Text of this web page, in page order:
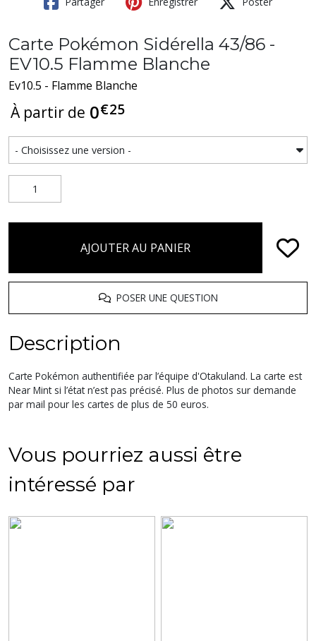
Carte Pokémon Sidérella 43/86 -
EV10.5 Flamme Blanche
Ev10.5 - Flamme Blanche
À partir de 0€25
AJOUTER AU PANIER
POSER UNE QUESTION
Description
Carte Pokémon authentifiée par l’équipe d'Otakuland. La carte est
Near Mint si l’état n’est pas précisé. Plus de photos sur demande
par mail pour les cartes de plus de 50 euros.
Vous pourriez aussi être
intéressé par